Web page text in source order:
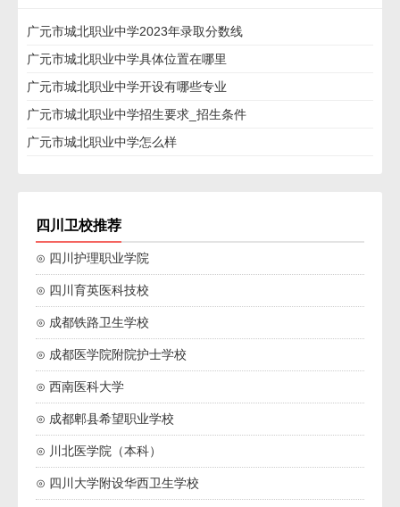
广元市城北职业中学2023年录取分数线
广元市城北职业中学具体位置在哪里
广元市城北职业中学开设有哪些专业
广元市城北职业中学招生要求_招生条件
广元市城北职业中学怎么样
四川卫校推荐
⊙ 四川护理职业学院
⊙ 四川育英医科技校
⊙ 成都铁路卫生学校
⊙ 成都医学院附院护士学校
⊙ 西南医科大学
⊙ 成都郫县希望职业学校
⊙ 川北医学院（本科）
⊙ 四川大学附设华西卫生学校